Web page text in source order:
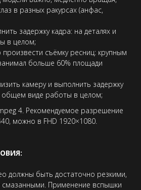
в разных ракурсах (анфас,
задержку кадра: на деталях и
в целом;
съёмку ресниц: крупным
больше 60% площади
камеру и выполнить задержку
общем виде работы в целом;
4. Рекомендуемое разрешение
можно в FHD 1920×1080.
должны быть достаточно резкими,
смазанными. Применение вспышки